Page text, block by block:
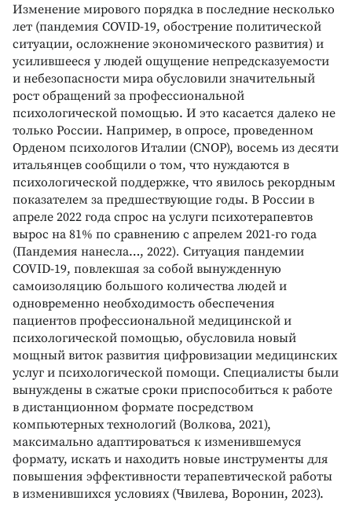
Изменение мирового порядка в последние несколько
лет (пандемия COVID-19, обострение политической
ситуации, осложнение экономического развития) и
усилившееся у людей ощущение непредсказуемости
и небезопасности мира обусловили значительный
рост обращений за профессиональной
психологической помощью. И это касается далеко не
только России. Например, в опросе, проведенном
Орденом психологов Италии (CNOP), восемь из десяти
итальянцев сообщили о том, что нуждаются в
психологической поддержке, что явилось рекордным
показателем за предшествующие годы. В России в
апреле 2022 года спрос на услуги психотерапевтов
вырос на 81% по сравнению с апрелем 2021-го года
(Пандемия нанесла…, 2022). Ситуация пандемии
COVID-19, повлекшая за собой вынужденную
самоизоляцию большого количества людей и
одновременно необходимость обеспечения
пациентов профессиональной медицинской и
психологической помощью, обусловила новый
мощный виток развития цифровизации медицинских
услуг и психологической помощи. Специалисты были
вынуждены в сжатые сроки приспособиться к работе
в дистанционном формате посредством
компьютерных технологий (Волкова, 2021),
максимально адаптироваться к изменившемуся
формату, искать и находить новые инструменты для
повышения эффективности терапевтической работы
в изменившихся условиях (Чвилева, Воронин, 2023).